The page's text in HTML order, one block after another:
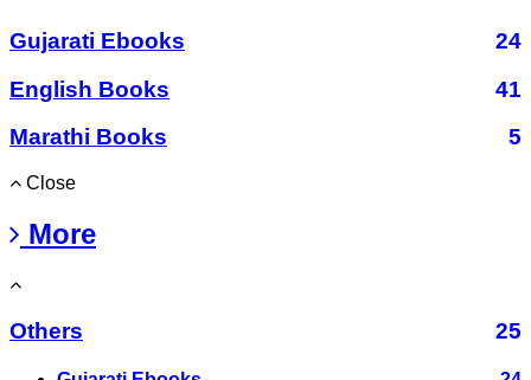
Gujarati Ebooks
24
English Books
41
Marathi Books
5
Close
More
Others 25